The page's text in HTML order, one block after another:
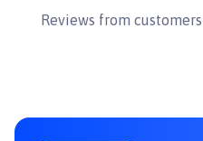
#dochoituongtac
Reviews from